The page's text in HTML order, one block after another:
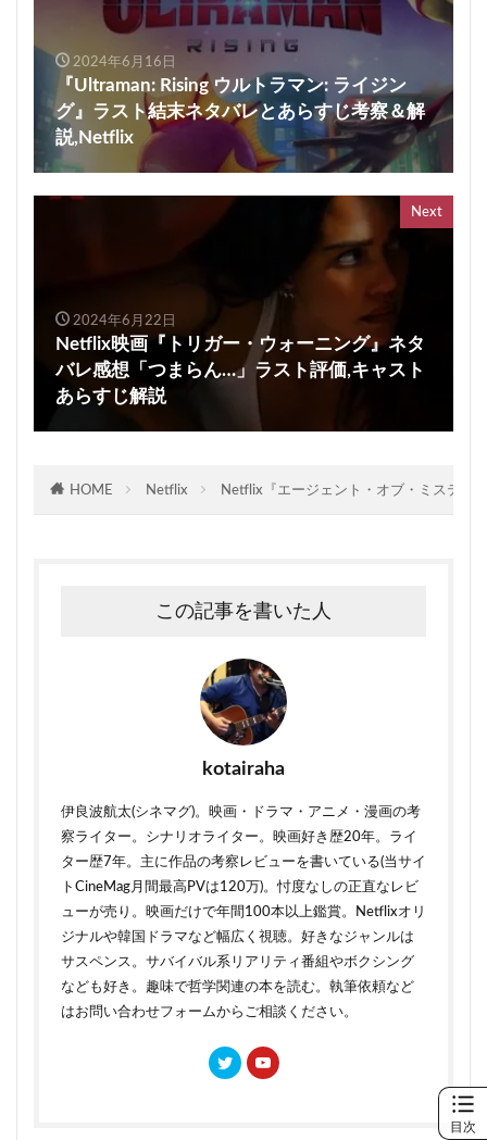
2024年6月16日
『Ultraman: Rising ウルトラマン: ライジン
グ』ラスト結末ネタバレとあらすじ考察＆解
説,Netflix
Next
2024年6月22日
Netflix映画『トリガー・ウォーニング』ネタ
バレ感想「つまらん…」ラスト評価,キャスト
あらすじ解説
HOME Netflix Netflix『エージェント・オブ・ミステリ
この記事を書いた人
kotairaha
伊良波航太(シネマグ)。映画・ドラマ・アニメ・漫画の考
察ライター。シナリオライター。映画好き歴20年。ライ
ター歴7年。主に作品の考察レビューを書いている(当サイ
トCineMag月間最高PVは120万)。忖度なしの正直なレビ
ューが売り。映画だけで年間100本以上鑑賞。Netflixオリ
ジナルや韓国ドラマなど幅広く視聴。好きなジャンルは
サスペンス。サバイバル系リアリティ番組やボクシング
なども好き。趣味で哲学関連の本を読む。執筆依頼など
はお問い合わせフォームからご相談ください。
目次